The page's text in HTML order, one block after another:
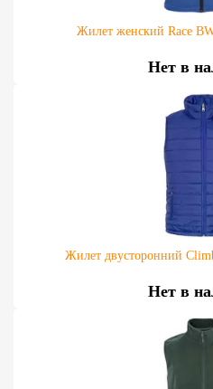
Жилет женский Race
Нет в
Жилет двусторонний
Нет в